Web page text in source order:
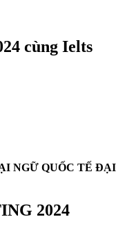
cùng Ielts
NGỮ QUỐC TẾ
2024